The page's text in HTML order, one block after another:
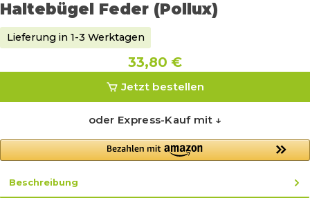
Haltebügel Feder (Pollux)
Lieferung in 1-3 Werktagen
33,80 €
Jetzt bestellen
oder Express-Kauf mit ↓
Beschreibung